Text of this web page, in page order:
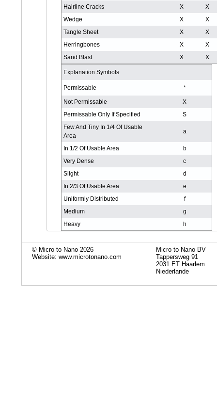
Hairline Cracks
X
X
Wedge
X
X
Tangle Sheet
X
X
Herringbones
X
X
Sand Blast
X X
Explanation Symbols
Permissable *
Not Permissable
X
Permissable Only If Specified
S
Few And Tiny In 1/4 Of Usable
Area
a
In 1/2 Of Usable Area
b
Very Dense
c
Slight
d
In 2/3 Of Usable Area
e
Uniformly Distributed
f
Medium
g
Heavy
h
© Micro to Nano 2026
Website: www.microtonano.com
Micro to Nano BV
Tappersweg 91
2031 ET Haarlem
Niederlande